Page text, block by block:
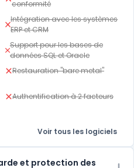
conformité
Intégration avec les systèmes
ERP et CRM
Support pour les bases de
données SQL et Oracle
Restauration "bare metal"
Authentification à 2 facteurs
Voir tous les logiciels
et protection des